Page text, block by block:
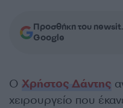
Προσθήκη του
Google
Ο Χρήστος Δάντης
χειρουργείο που